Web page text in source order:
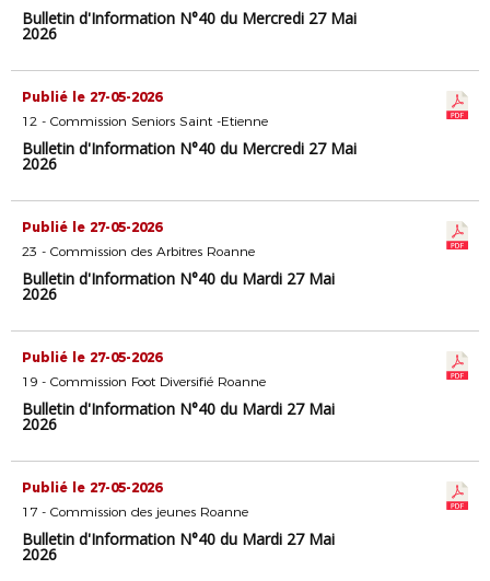
Bulletin d'Information N°40 du Mercredi 27 Mai
2026
Publié le 27-05-2026
12 - Commission Seniors Saint -Etienne
Bulletin d'Information N°40 du Mercredi 27 Mai
2026
Publié le 27-05-2026
23 - Commission des Arbitres Roanne
Bulletin d'Information N°40 du Mardi 27 Mai
2026
Publié le 27-05-2026
19 - Commission Foot Diversifié Roanne
Bulletin d'Information N°40 du Mardi 27 Mai
2026
Publié le 27-05-2026
17 - Commission des jeunes Roanne
Bulletin d'Information N°40 du Mardi 27 Mai
2026